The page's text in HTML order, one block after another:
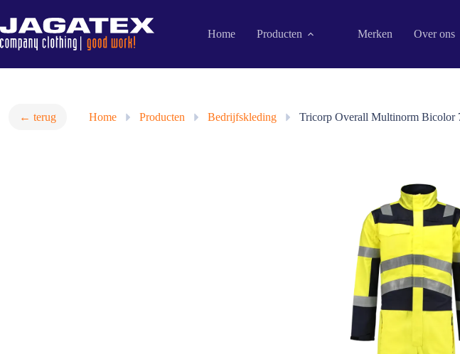
naar
de
inhoud
Home Producten Merken Over ons
← terug Home » Producten » Bedrijfskleding » Tricorp Overall Multinorm Bicolor